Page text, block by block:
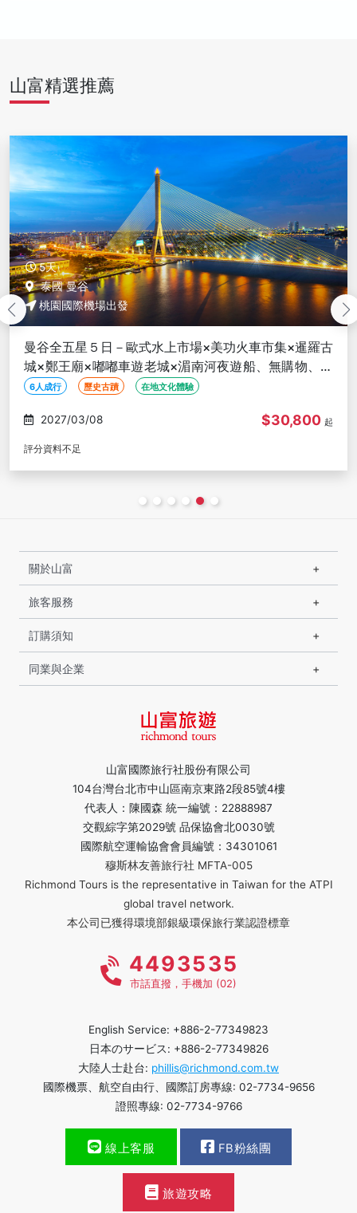
山富精選推薦
5天
泰國 曼谷
桃園國際機場出發
曼谷全五星５日－歐式水上市場×美功火車市集×暹羅古
城×鄭王廟×嘟嘟車遊老城×湄南河夜遊船、無購物、６
人成行
6人成行 歷史古蹟 在地文化體驗
2027/03/08 $30,800 起
評分資料不足
山富國際旅行社股份有限公司
104台灣台北市中山區南京東路2段85號4樓
代表人：陳國森 統一編號：22888987
交觀綜字第2029號 品保協會北0030號
國際航空運輸協會會員編號：34301061
穆斯林友善旅行社 MFTA-005
Richmond Tours is the representative in Taiwan for the ATPI
global travel network.
本公司已獲得環境部銀級環保旅行業認證標章
關於山富
旅客服務
訂購須知
同業與企業
4493535
市話直撥，手機加 (02)
English Service: +886-2-77349823
日本のサービス: +886-2-77349826
大陸人士赴台: phillis@richmond.com.tw
國際機票、航空自由行、國際訂房專線: 02-7734-9656
證照專線: 02-7734-9766
線上客服 FB粉絲團
旅遊攻略